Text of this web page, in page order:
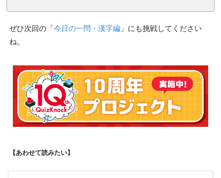
ぜひ次回の「今日の一問・漢字編」にも挑戦してください
ね。
【あわせて読みたい】